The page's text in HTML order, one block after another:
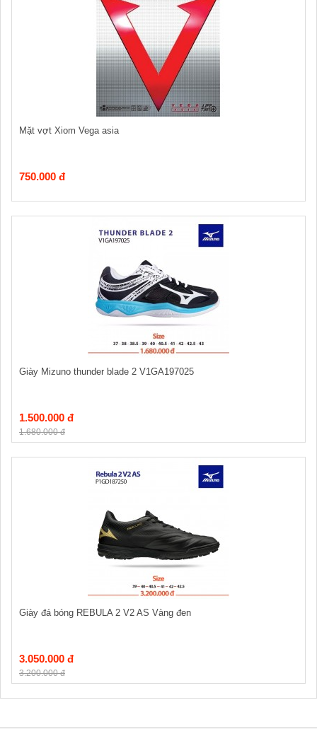
Mặt vợt Xiom Vega asia
750.000 đ
Giày Mizuno thunder blade 2 V1GA197025
1.500.000 đ
1.680.000 đ
Giày đá bóng REBULA 2 V2 AS Vàng đen
3.050.000 đ
3.200.000 đ